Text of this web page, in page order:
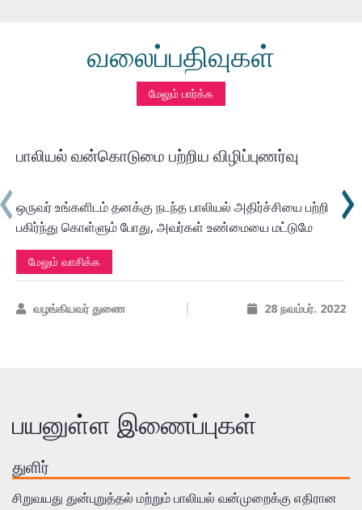
வலைப்பதிவுகள்
மேலும் பார்க்க
பாலியல் வன்கொடுமை பற்றிய விழிப்புணர்வு
ஒருவர் உங்களிடம் தனக்கு நடந்த பாலியல் அதிர்ச்சியை பற்றி
பகிர்ந்து கொள்ளும் போது, அவர்கள் உண்மையை மட்டுமே
சொல்கிறார்கள்."ஆன் கேம்பஸ் செக்ஸுவல் வயலன்ஸ்"...
மேலும் வாசிக்க
வழங்கியவர் துணை 28 நவம்பர். 2022
பயனுள்ள இணைப்புகள்
துளிர்
சிறுவயது துன்புறுத்தல் மற்றும் பாலியல் வன்முறைக்கு எதிரான